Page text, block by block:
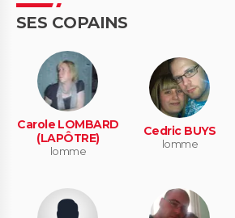
SES COPAINS
Carole LOMBARD
(LAPÔTRE)
lomme
Cedric BUYS
lomme